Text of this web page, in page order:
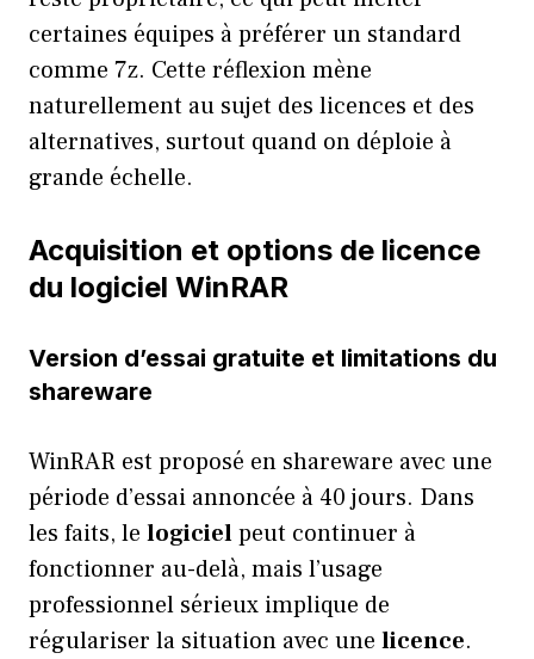
certaines équipes à préférer un standard
comme 7z. Cette réflexion mène
naturellement au sujet des licences et des
alternatives, surtout quand on déploie à
grande échelle.
Acquisition et options de licence
du logiciel WinRAR
Version d’essai gratuite et limitations du
shareware
WinRAR est proposé en shareware avec une
période d’essai annoncée à 40 jours. Dans
les faits, le logicielpeut continuer à
fonctionner au-delà, mais l’usage
professionnel sérieux implique de
régulariser la situation avec une licence.